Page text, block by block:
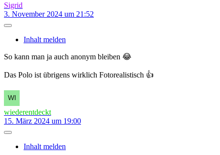
Sigrid
3. November 2024 um 21:52
Inhalt melden
So kann man ja auch anonym bleiben 😂
Das Polo ist übrigens wirklich Fotorealistisch 👍
wiederentdeckt
15. März 2024 um 19:00
Inhalt melden